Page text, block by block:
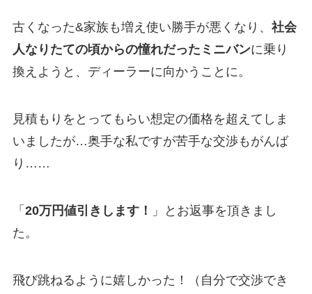
古くなった&家族も増え使い勝手が悪くなり、 社会
人なりたての頃からの憧れだったミニバンに乗り
換えようと、ディーラーに向かうことに。
見積もりをとってもらい想定の価格を超えてしま
いましたが…奥手な私ですが苦手な交渉もがんば
り……
「 20万円値引きします！
」とお返事を頂きまし
た。
飛び跳ねるように嬉しかった！（自分で交渉でき